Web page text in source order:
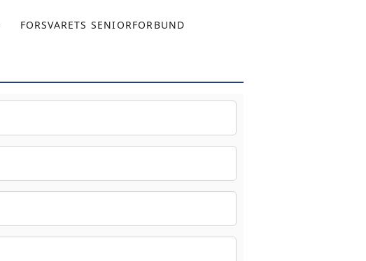
FORSVARETS SENIORFORBUND